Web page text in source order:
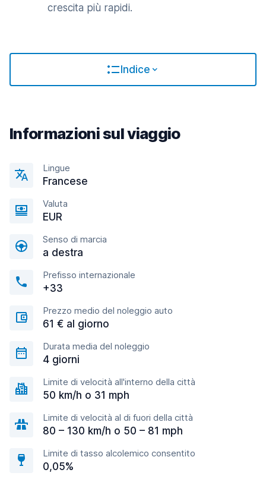
crescita più rapidi.
Indice
Informazioni sul viaggio
Lingue
Francese
Valuta
EUR
Senso di marcia
a destra
Prefisso internazionale
+33
Prezzo medio del noleggio auto
61 € al giorno
Durata media del noleggio
4 giorni
Limite di velocità all'interno della città
50 km/h o 31 mph
Limite di velocità al di fuori della città
80 – 130 km/h o 50 – 81 mph
Limite di tasso alcolemico consentito
0,05%